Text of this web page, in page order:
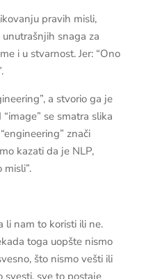
pravih misli,
snaga za
i u stvarnost. Jer: “Ono
a stvorio ga je
se smatra slika
znači
kazati da je NLP,
li nam to koristi ili ne.
toga uopšte nismo
što nismo vešti ili
svesti, sve to postaje